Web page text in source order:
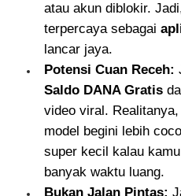
atau akun diblokir.
terpercaya sebagai
lancar jaya.
Potensi Cuan Receh:
Saldo DANA Gratis
video viral. Realitanya,
model begini lebih
super kecil kalau
banyak waktu luang.
Bukan Jalan Pintas: